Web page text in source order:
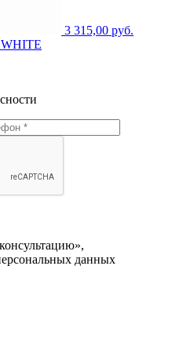
3 315,00 руб.
данных